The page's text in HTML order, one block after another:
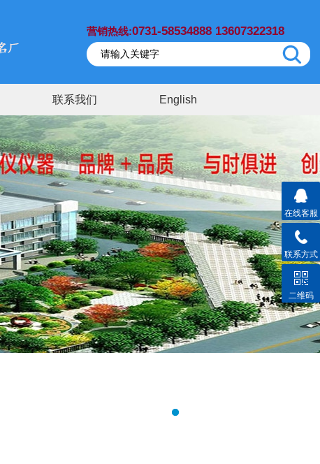
营销热线:0731-58534888 13607322318
联系我们 English
在线客服
联系方式
二维码